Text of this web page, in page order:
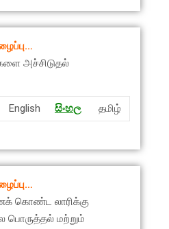
அச்சிடுதல்
English සිංහල தமிழ்
கொண்ட லாரிக்கு
பொருத்தல் மற்றும்